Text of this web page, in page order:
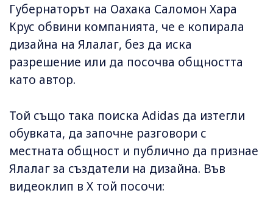
Губернаторът на Оахака Саломон Хара
Крус обвини компанията, че е копирала
дизайна на Ялалаг, без да иска
разрешение или да посочва общността
като автор.
Той също така поиска Adidas да изтегли
обувката, да започне разговори с
местната общност и публично да признае
Ялалаг за създатели на дизайна. Във
видеоклип в X той посочи: